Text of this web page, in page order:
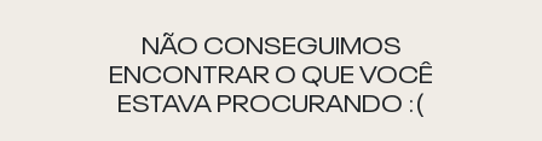
NÃO CONSEGUIMOS
ENCONTRAR O QUE VOCÊ
ESTAVA PROCURANDO :(